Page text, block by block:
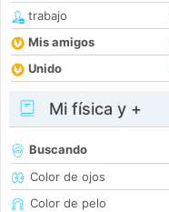
trabajo
Mis amigos
Unido
Mi física y +
Buscando
Color de ojos
Color de pelo